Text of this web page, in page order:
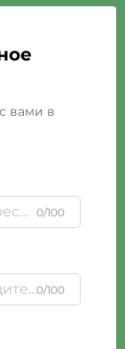
вами в
0/100
0/100